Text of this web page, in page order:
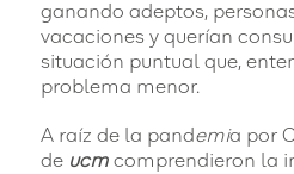
ganando adeptos,
vacaciones y querían
situación puntual que,
problema menor.
A raíz de la pandemia por
de ucm comprendieron la